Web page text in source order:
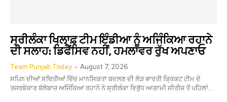
ਸ੍ਰੀਲੰਕਾ ਖਿਲਾਫ਼ ਟੀਮ ਇੰਡੀਆ ਨੂੰ ਅਜਿੰਕਿਆ ਰਹਾਨੇ
ਦੀ ਸਲਾਹ: ਡਿਫੈਂਸਿਵ ਨਹੀਂ, ਹਮਲਾਵਰ ਰੁੱਖ ਅਪਣਾਓ
Team Punjab Today - August 7, 2026
ਸਪਿਨ ਦੀਆਂ ਸਥਿਤੀਆਂ ਵਿੱਚ ਮਾਨਸਿਕਤਾ ਬਦਲਣ ਦੀ ਲੋੜ ਭਾਰਤੀ ਕ੍ਰਿਕਟ ਟੀਮ ਦੇ
ਤਜਰਬੇਕਾਰ ਬੱਲੇਬਾਜ਼ ਅਜਿੰਕਿਆ ਰਹਾਨੇ ਨੇ ਸ੍ਰੀਲੰਕਾ ਵਿਰੁੱਧ ਆਗਾਮੀ ਸੀਰੀਜ਼ ਤੋਂ ਪਹਿਲਾਂ...